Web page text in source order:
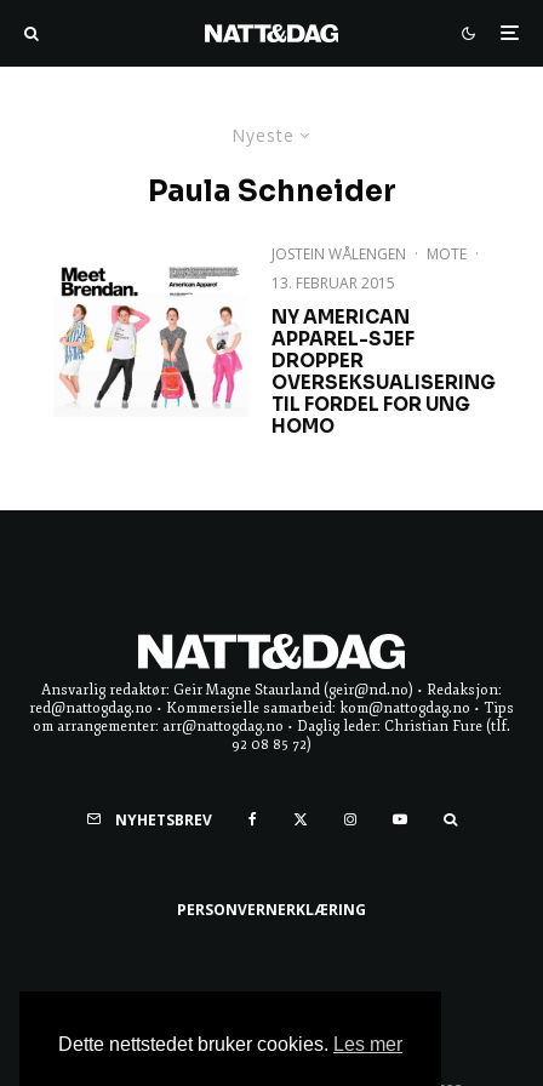
Nyeste
Paula Schneider
JOSTEIN WÅLENGEN · MOTE ·
13. FEBRUAR 2015
NY AMERICAN
APPAREL-SJEF
DROPPER
OVERSEKSUALISERING
TIL FORDEL FOR UNG
HOMO
Ansvarlig redaktør: Geir Magne Staurland (geir@nd.no) • Redaksjon:
red@nattogdag.no • Kommersielle samarbeid: kom@nattogdag.no • Tips
om arrangementer: arr@nattogdag.no • Daglig leder: Christian Fure (tlf.
92 08 85 72)
NYHETSBREV
PERSONVERNERKLÆRING
Dette nettstedet bruker cookies. Les mer